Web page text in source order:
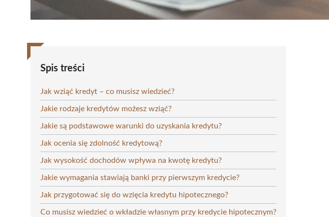
Spis treści
Jak wziąć kredyt – co musisz wiedzieć?
Jakie rodzaje kredytów możesz wziąć?
Jakie są podstawowe warunki do uzyskania kredytu?
Jak ocenia się zdolność kredytową?
Jak wysokość dochodów wpływa na kwotę kredytu?
Jakie wymagania stawiają banki przy pierwszym kredycie?
Jak przygotować się do wzięcia kredytu hipotecznego?
Co musisz wiedzieć o wkładzie własnym przy kredycie hipotecznym?